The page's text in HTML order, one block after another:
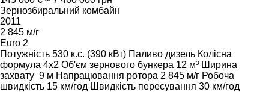
Зернозбиральний комбайн
2011
2 845 м/г
Euro 2
Потужність 530 к.с. (390 кВт) Паливо дизель Колісна
формула 4x2 Об'єм зернового бункера 12 м³ Ширина
захвату 9 м Напрацювання ротора 2 845 м/г Робоча
швидкість 15 км/год Швидкість пересування 30 км/год